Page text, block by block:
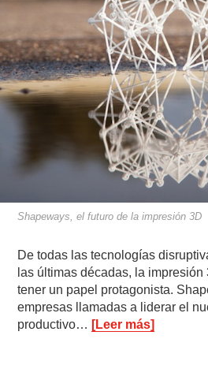
Shapeways, el futuro de la impresión 3D
De todas las tecnologías
las últimas décadas, la
tener un papel protagonista.
empresas llamadas a liderar el
productivo… [Leer más]